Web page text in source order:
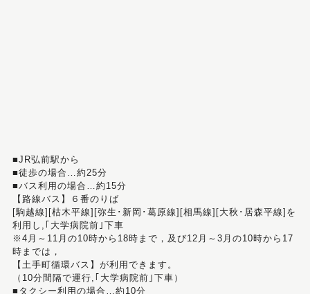
■JR弘前駅から
■徒歩の場合…約25分
■バス利用の場合…約15分
【路線バス】６番のりば
[駒越線][枯木平線][弥生･新岡･葛原線][相馬線][大秋･居森平線]を
利用し,｢大学病院前｣下車
※4月～11月の10時から18時まで，及び12月～3月の10時から17
時までは，
【土手町循環バス】が利用できます。
（10分間隔で運行,｢大学病院前｣下車）
■タクシー利用の場合…約10分